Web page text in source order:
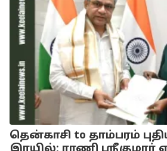
தென்காசி to தாம்பரம்